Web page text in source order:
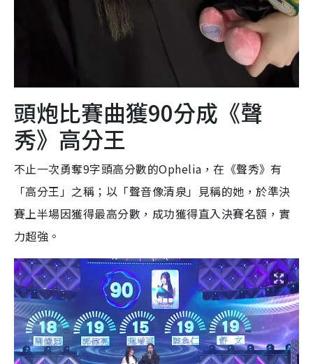
頭炮比賽曲獲90分成《聲
秀》高分王
不止一次勇奪9字頭高分數的Ophelia，在《聲秀》有
「高分王」之稱；以「聲音像清泉」見稱的她，於準決
賽上半場因獲得最高分數，成功獲得直入決賽名額，實
力超強。